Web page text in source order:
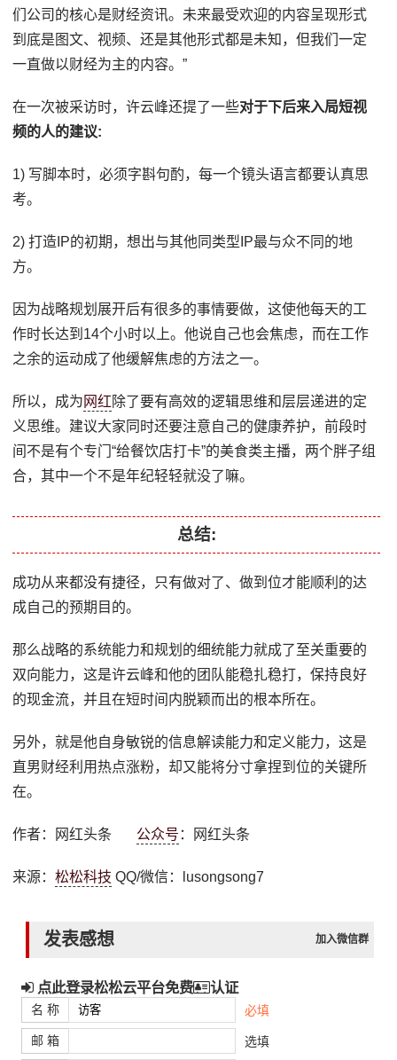
们公司的核心是财经资讯。未来最受欢迎的内容呈现形式
到底是图文、视频、还是其他形式都是未知，但我们一定
一直做以财经为主的内容。”
在一次被采访时，许云峰还提了一些对于下后来入局短视
频的人的建议:
1) 写脚本时，必须字斟句酌，每一个镜头语言都要认真思
考。
2) 打造IP的初期，想出与其他同类型IP最与众不同的地
方。
因为战略规划展开后有很多的事情要做，这使他每天的工
作时长达到14个小时以上。他说自己也会焦虑，而在工作
之余的运动成了他缓解焦虑的方法之一。
所以，成为 网红除了要有高效的逻辑思维和层层递进的定
义思维。建议大家同时还要注意自己的健康养护，前段时
间不是有个专门“给餐饮店打卡”的美食类主播，两个胖子组
合，其中一个不是年纪轻轻就没了嘛。
总结:
成功从来都没有捷径，只有做对了、做到位才能顺利的达
成自己的预期目的。
那么战略的系统能力和规划的细统能力就成了至关重要的
双向能力，这是许云峰和他的团队能稳扎稳打，保持良好
的现金流，并且在短时间内脱颖而出的根本所在。
另外，就是他自身敏锐的信息解读能力和定义能力，这是
直男财经利用热点涨粉，却又能将分寸拿捏到位的关键所
在。
作者：网红头条 公众号 ：网红头条
来源：松松科技 QQ/微信：lusongsong7
发表感想 加入微信群
点此登录松松云平台免费 认证
名 称 必填
邮 箱 选填